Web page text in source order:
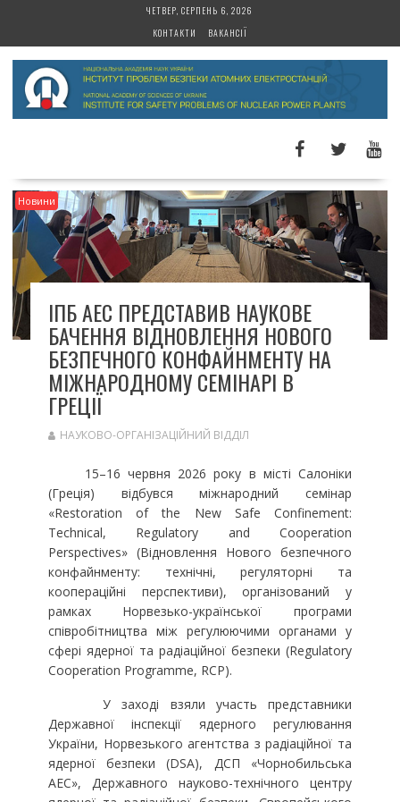
i
ЧЕТВЕР, СЕРПЕНЬ 6, 2026
КОНТАКТИ
ВАКАНСІЇ
Новини
ІПБ АЕС ПРЕДСТАВИВ НАУКОВЕ
БАЧЕННЯ ВІДНОВЛЕННЯ НОВОГО
БЕЗПЕЧНОГО КОНФАЙНМЕНТУ НА
МІЖНАРОДНОМУ СЕМІНАРІ В
ГРЕЦІЇ
НАУКОВО-ОРГАНІЗАЦІЙНИЙ ВІДДІЛ
15–16 червня 2026 року в місті Салоніки
(Греція) відбувся міжнародний семінар
«Restoration of the New Safe Confinement:
Technical, Regulatory and Cooperation
Perspectives» (Відновлення Нового безпечного
конфайнменту: технічні, регуляторні та
коопераційні перспективи), організований у
рамках Норвезько-української програми
співробітництва між регулюючими органами у
сфері ядерної та радіаційної безпеки (Regulatory
Cooperation Programme, RCP).
У заході взяли участь представники
Державної інспекції ядерного регулювання
України, Норвезького агентства з радіаційної та
ядерної безпеки (DSA), ДСП «Чорнобильська
АЕС», Державного науково-технічного центру